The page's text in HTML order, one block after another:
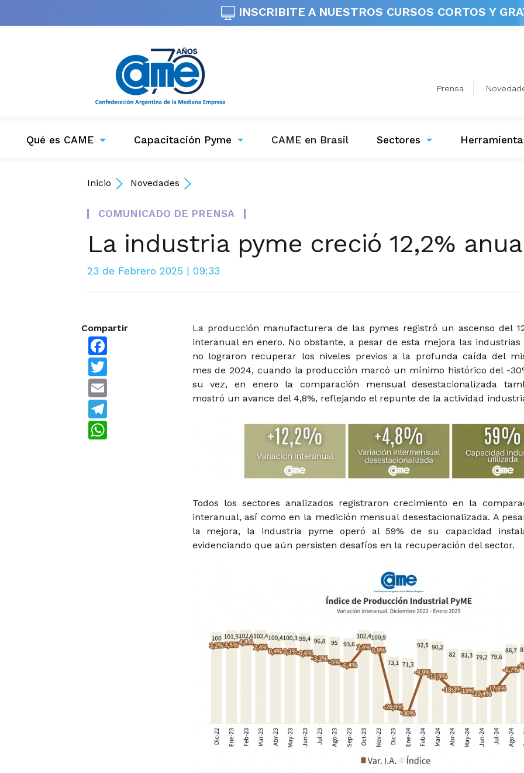
INSCRIBITE A NUESTROS CURSOS CORTOS Y
Prensa
Qué es CAME Capacitación Pyme CAME en Brasil(current)Sectores
Inicio Novedades
COMUNICADO DE PRENSA
La industria pyme creció 12,2%
23 de Febrero 2025 | 09:33
Compartir
La producción manufacturera de las pymes registró un ascenso del
interanual en enero. No obstante, a pesar de esta mejora las industrias
no lograron recuperar los niveles previos a la profunda caída del
mes de 2024, cuando la producción marcó un mínimo histórico del -
su vez, en enero la comparación mensual desestacionalizada
mostró un avance del 4,8%, reflejando el repunte de la actividad
Todos los sectores analizados registraron crecimiento en la
interanual, así como en la medición mensual desestacionalizada. A
la mejora, la industria pyme operó al 59% de su capacidad
evidenciando que aún persisten desafíos en la recuperación del sector.